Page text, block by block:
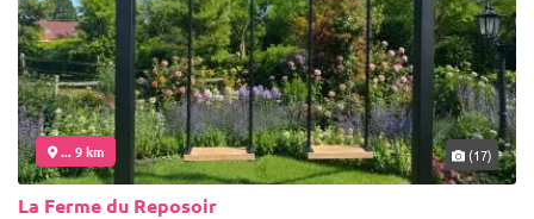
... 9 km (17)
La Ferme du Reposoir